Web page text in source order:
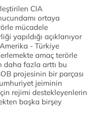
CIA
ortaya
mücadele
yapıldığı açıklanıyor
- Türkiye
amaç terörle
daha fazla arttı bu
projesinin bir parçası
jeiminin
rejimi destekleyenlerin
başka birşey